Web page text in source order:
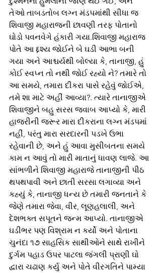
તેઓ તાબડતોબ લગ્ન મંડપમાંથી સીધા જ
શિવાજી મહારાજની છાવણી તરફ પોતાનો
ઘોડો પવનવેગે હંકારી ગયા.શિવાજી મહારાજ
પોતે આ દ્દશ્ય જોઈને બે ઘડી આભા બની
ગયા અને આશ્ચર્યથી બોલ્યા કે, તાનાજી, હું
કોઈ સ્વપ્ન તો નથી જોઈ રહ્યો ને? તમારે તો
આ સમયે, તમારા દીકરા પાસે રહેવું જોઈએ,
તમે શા માટે અહીં આવ્યા?. ત્યારે તાનાજીએ
શિવાજીને બહુ સરસ જવાબ આપ્યો કે, મારી
હાજરીની જરૂર મારા દીકરાના લગ્ન મંડપમાં
નહીં, પરંતુ મારા સરદારની પડખે ઉભા
રહેવાની છે, અને હું આવા મુસીબતના સમયે
કામ ન આવું તો મારી માતાનું ધાવણ લાજે. આ
સાંભળીને શિવાજી મહારાજે તાનાજીની પીઠ
થપથપાવી અને છાતી સરસા લગાવ્યા અને
કહ્યું કે, તાનાજી ધન્ય છે તમારી જનતાને કે
જેણે તમારા જેવા, વીર, લૂણહલાલી, અને
દેશભક્ત સપૂતને જન્મ આપ્યો. તાનાજીએ
ઘડીભર પણ વિશ્રામ ન કર્યો અને પોતાના
ચુનંદા ૧૭ સાહસિક સાથીઓને સાથે રાખીને
દુર્ગમ પહાડ ઉપર પાટલા જંગલી પ્રાણી ઘો
દ્વારા ચઢાણ કર્યુ અને પોતે વીરગતિને પામ્યા